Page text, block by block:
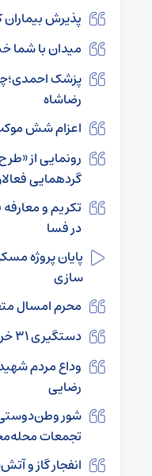
پذیرش
میدان با شما
پزشک
رضاشاه
اعزام شش
رونمایی از
گردهمایی
تکریم و معارفه
در فسا
پایان پروژه
سازی
محرم امسال
دستگیری ۳۱ خرده‌فروش مواد مخدر در فسا
وداع مردم
رضایی
شور
تجمعات
انفجار گاز و